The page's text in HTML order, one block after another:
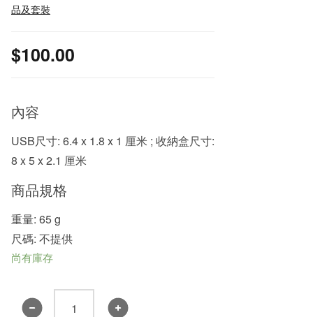
品及套裝
$100.00
內容
USB尺寸: 6.4 x 1.8 x 1 厘米 ; 收納盒尺寸:
8 x 5 x 2.1 厘米
商品規格
重量: 65 g
尺碼: 不提供
尚有庫存